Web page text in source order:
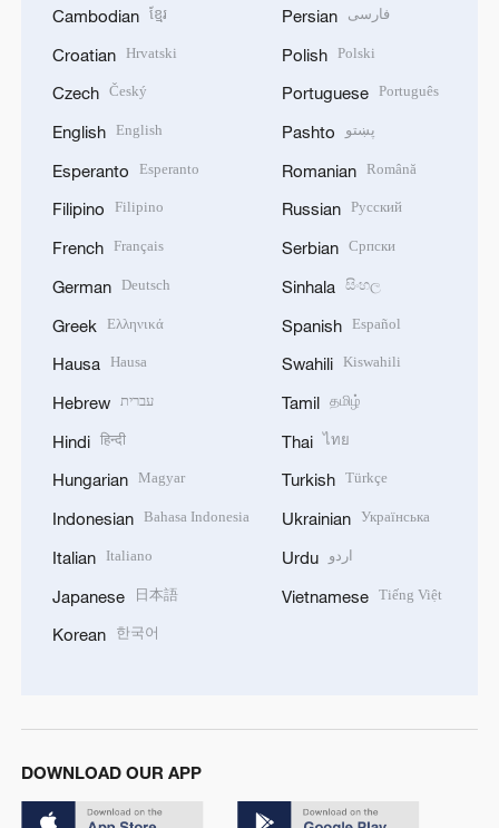
Cambodian ខ្មែរ
Croatian Hrvatski
Czech Český
English English
Esperanto Esperanto
Filipino Filipino
French Français
German Deutsch
Greek Ελληνικά
Hausa Hausa
Hebrew עברית
Hindi हिन्दी
Hungarian Magyar
Indonesian Bahasa Indonesia
Italian Italiano
Japanese 日本語
Korean 한국어
Persian فارسی
Polish Polski
Portuguese Português
Pashto پښتو
Romanian Română
Russian Русский
Serbian Српски
Sinhala සිංහල
Spanish Español
Swahili Kiswahili
Tamil தமிழ்
Thai ไทย
Turkish Türkçe
Ukrainian Українська
Urdu اردو
Vietnamese Tiếng Việt
DOWNLOAD OUR APP